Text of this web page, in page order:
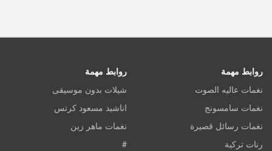
روابط مهمة
نغمات عاليه الصوت
نغمات سامسونج
نغمات رسائل قصيرة
رنات تركية
روابط مهمة
شيلات بدون موسيقى
اناشيد مسعود كرتس
نغمات ماهر زين
#